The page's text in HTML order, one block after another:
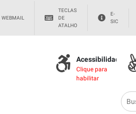
WEBMAIL
TECLAS
DE
ATALHO
E-
SIC
Acessibilidade
Clique para
habilitar